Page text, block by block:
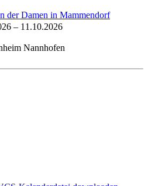
der Damen in Mammendorf
– 11.10.2026
Nannhofen